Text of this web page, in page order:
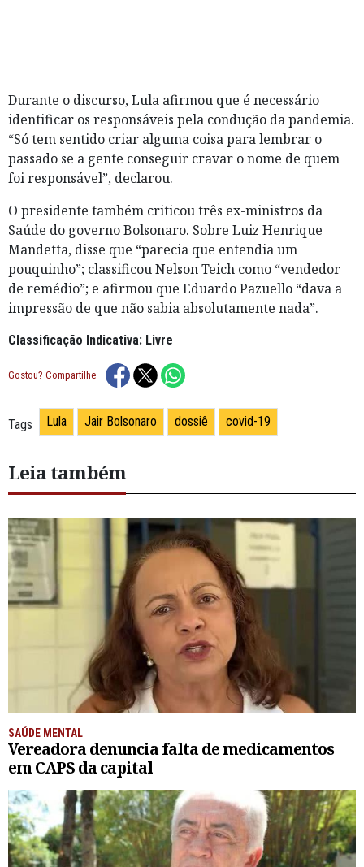
Durante o discurso, Lula afirmou que é necessário
identificar os responsáveis pela condução da pandemia.
“Só tem sentido criar alguma coisa para lembrar o
passado se a gente conseguir cravar o nome de quem
foi responsável”, declarou.
O presidente também criticou três ex-ministros da
Saúde do governo Bolsonaro. Sobre Luiz Henrique
Mandetta, disse que “parecia que entendia um
pouquinho”; classificou Nelson Teich como “vendedor
de remédio”; e afirmou que Eduardo Pazuello “dava a
impressão de que não sabia absolutamente nada”.
Classificação Indicativa: Livre
Gostou? Compartilhe
Tags Lula Jair Bolsonaro dossiê covid-19
Leia também
SAÚDE MENTAL
Vereadora denuncia falta de medicamentos
em CAPS da capital